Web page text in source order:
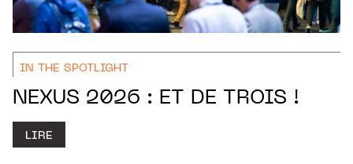
IN THE SPOTLIGHT
NEXUS 2026 : ET DE TROIS !
LIRE